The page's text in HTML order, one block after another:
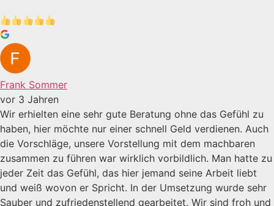
Frank Sommer
vor 3 Jahren
Wir erhielten eine sehr gute Beratung ohne das Gefühl zu
haben, hier möchte nur einer schnell Geld verdienen. Auch
die Vorschläge, unsere Vorstellung mit dem machbaren
zusammen zu führen war wirklich vorbildlich. Man hatte zu
jeder Zeit das Gefühl, das hier jemand seine Arbeit liebt
und weiß wovon er Spricht. In der Umsetzung wurde sehr
Sauber und zufriedenstellend gearbeitet. Wir sind froh und